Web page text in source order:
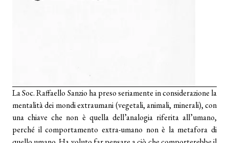
La Soc. Raffaello Sanzio ha preso seriamente in considerazione la
mentalità dei mondi extraumani (vegetali, animali, minerali), con
una chiave che non è quella dell’analogia riferita all’umano,
perché il comportamento extra-umano non è la metafora di